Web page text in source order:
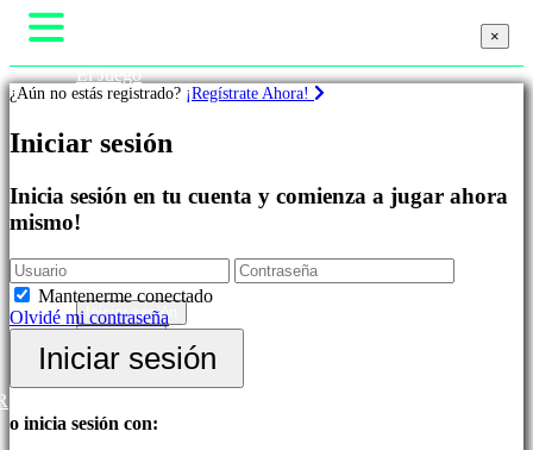
Destacados
Novedades
Free
Play
Categorías
Juegos
Acción
El Juego
Gameplay
Noticias
Soporte
Foros
Iniciar sesión
×
¿Aún no estás registrado? ¡Regístrate Ahora!
Iniciar sesión
Inicia sesión en tu cuenta y comienza a jugar ahora
mismo!
Mantenerme conectado
Olvidé mi contraseña
Iniciar sesión
o inicia sesión con:
×
×